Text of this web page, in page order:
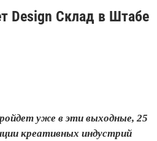
Design Склад в Штабе
уже в эти выходные, 25
креативных индустрий